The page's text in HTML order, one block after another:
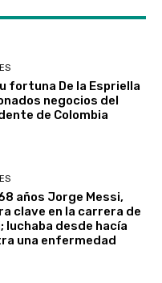
fortuna De la Espriella
negocios del
de Colombia
años Jorge Messi,
clave en la carrera de
luchaba desde hacía
una enfermedad